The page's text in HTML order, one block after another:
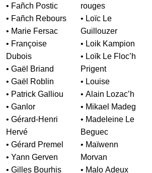
• Fañch Postic
• Fañch Rebours
• Marie Fersac
• Françoise
Dubois
• Gaël Briand
• Gaël Roblin
• Patrick Galliou
• Ganlor
• Gérard-Henri
Hervé
• Gérard Premel
• Yann Gerven
• Gilles Bourhis
rouges
• Loïc Le
Guillouzer
• Loik Kampion
• Loïk Le Floc’h
Prigent
• Louise
• Alain Lozac’h
• Mikael Madeg
• Madeleine Le
Beguec
• Maïwenn
Morvan
• Malo Adeux